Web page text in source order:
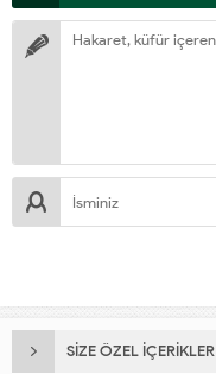
SİZE ÖZEL İÇERİKLER